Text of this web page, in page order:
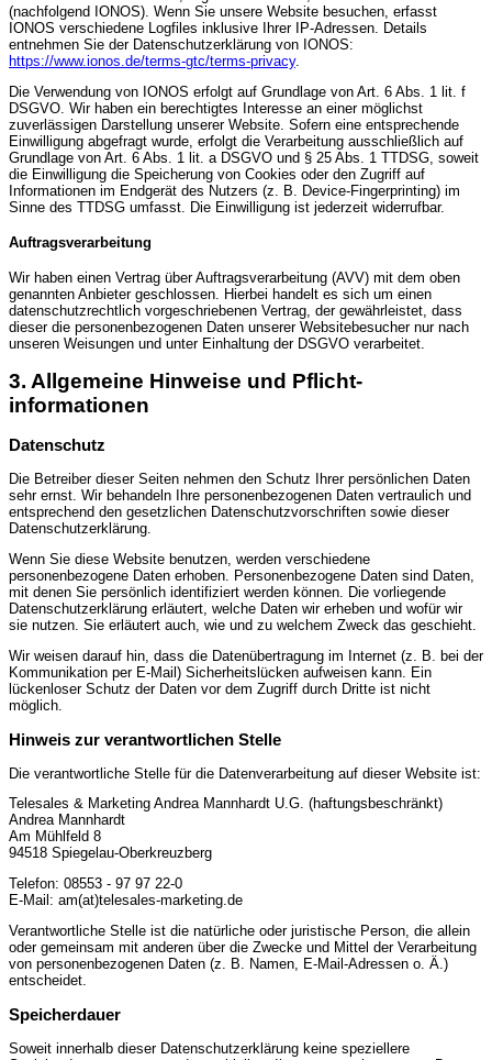
(nachfolgend IONOS). Wenn Sie unsere Website besuchen, erfasst
IONOS verschiedene Logfiles inklusive Ihrer IP-Adressen. Details
entnehmen Sie der Datenschutzerklärung von IONOS:
https://www.ionos.de/terms-gtc/terms-privacy.
Die Verwendung von IONOS erfolgt auf Grundlage von Art. 6 Abs. 1 lit. f
DSGVO. Wir haben ein berechtigtes Interesse an einer möglichst
zuverlässigen Darstellung unserer Website. Sofern eine entsprechende
Einwilligung abgefragt wurde, erfolgt die Verarbeitung ausschließlich auf
Grundlage von Art. 6 Abs. 1 lit. a DSGVO und § 25 Abs. 1 TTDSG, soweit
die Einwilligung die Speicherung von Cookies oder den Zugriff auf
Informationen im Endgerät des Nutzers (z. B. Device-Fingerprinting) im
Sinne des TTDSG umfasst. Die Einwilligung ist jederzeit widerrufbar.
Auftragsverarbeitung
Wir haben einen Vertrag über Auftragsverarbeitung (AVV) mit dem oben
genannten Anbieter geschlossen. Hierbei handelt es sich um einen
datenschutzrechtlich vorgeschriebenen Vertrag, der gewährleistet, dass
dieser die personenbezogenen Daten unserer Websitebesucher nur nach
unseren Weisungen und unter Einhaltung der DSGVO verarbeitet.
3. Allgemeine Hinweise und Pflicht­
informationen
Datenschutz
Die Betreiber dieser Seiten nehmen den Schutz Ihrer persönlichen Daten
sehr ernst. Wir behandeln Ihre personenbezogenen Daten vertraulich und
entsprechend den gesetzlichen Datenschutzvorschriften sowie dieser
Datenschutzerklärung.
Wenn Sie diese Website benutzen, werden verschiedene
personenbezogene Daten erhoben. Personenbezogene Daten sind Daten,
mit denen Sie persönlich identifiziert werden können. Die vorliegende
Datenschutzerklärung erläutert, welche Daten wir erheben und wofür wir
sie nutzen. Sie erläutert auch, wie und zu welchem Zweck das geschieht.
Wir weisen darauf hin, dass die Datenübertragung im Internet (z. B. bei der
Kommunikation per E-Mail) Sicherheitslücken aufweisen kann. Ein
lückenloser Schutz der Daten vor dem Zugriff durch Dritte ist nicht
möglich.
Hinweis zur verantwortlichen Stelle
Die verantwortliche Stelle für die Datenverarbeitung auf dieser Website ist:
Telesales & Marketing Andrea Mannhardt U.G. (haftungsbeschränkt)
Andrea Mannhardt
Am Mühlfeld 8
94518 Spiegelau-Oberkreuzberg
Telefon: 08553 - 97 97 22-0
E-Mail: am(at)telesales-marketing.de
Verantwortliche Stelle ist die natürliche oder juristische Person, die allein
oder gemeinsam mit anderen über die Zwecke und Mittel der Verarbeitung
von personenbezogenen Daten (z. B. Namen, E-Mail-Adressen o. Ä.)
entscheidet.
Speicherdauer
Soweit innerhalb dieser Datenschutzerklärung keine speziellere